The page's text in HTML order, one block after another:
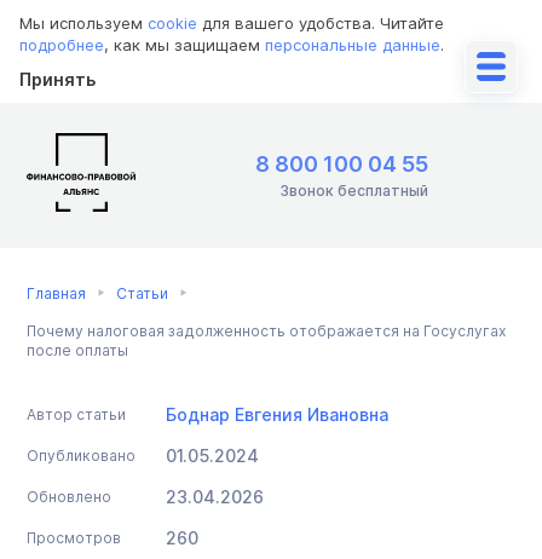
Мы используем cookie для вашего удобства. Читайте
подробнее, как мы защищаем персональные данные.
Принять
8 800 100 04 55
Звонок бесплатный
Главная Статьи
Почему налоговая задолженность отображается на Госуслугах
после оплаты
Автор статьи Боднар Евгения Ивановна
Опубликовано 01.05.2024
Обновлено 23.04.2026
Просмотров 260